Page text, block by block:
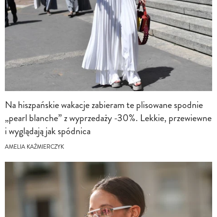
Na hiszpańskie wakacje zabieram te plisowane spodnie
„pearl blanche” z wyprzedaży -30%. Lekkie, przewiewne
i wyglądają jak spódnica
AMELIA KAŹMIERCZYK